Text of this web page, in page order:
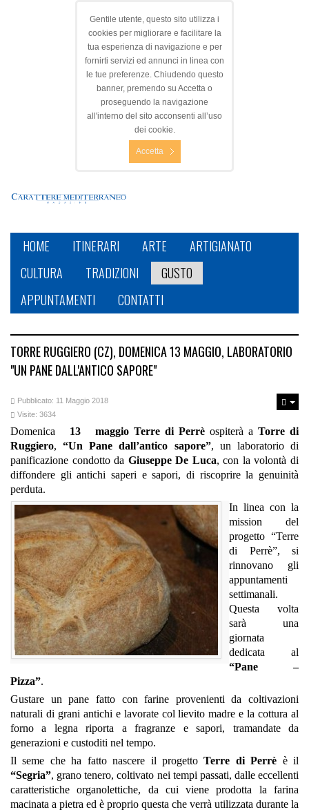
Gentile utente, questo sito utilizza i
cookies per migliorare e facilitare la
tua esperienza di navigazione e per
fornirti servizi ed annunci in linea con
le tue preferenze. Chiudendo questo
banner, premendo su Accetta o
proseguendo la navigazione
all'interno del sito acconsenti all’uso
dei cookie.
Accetta
HOME ITINERARI ARTE
ARTIGIANATO
CULTURA
TRADIZIONI
GUSTO
APPUNTAMENTI
CONTATTI
TORRE RUGGIERO (CZ), DOMENICA 13 MAGGIO, LABORATORIO
"UN PANE DALL'ANTICO SAPORE"
Pubblicato: 11 Maggio 2018
Visite: 3634
Domenica 13 maggio Terre di Perrè ospiterà a Torre di
Ruggiero, “Un Pane dall’antico sapore”, un laboratorio di
panificazione condotto da Giuseppe De Luca, con la volontà di
diffondere gli antichi saperi e sapori, di riscoprire la genuinità
perduta.
In linea con la
mission del
progetto “Terre
di Perrè”, si
rinnovano gli
appuntamenti
settimanali.
Questa volta
sarà una
giornata
dedicata al
“Pane –
Pizza”.
Gustare un pane fatto con farine provenienti da coltivazioni
naturali di grani antichi e lavorate col lievito madre e la cottura al
forno a legna riporta a fragranze e sapori, tramandate da
generazioni e custoditi nel tempo.
Il seme che ha fatto nascere il progettoTerre di Perrè è il
“Segria”, grano tenero, coltivato nei tempi passati, dalle eccellenti
caratteristiche organolettiche, da cui viene prodotta la farina
macinata a pietra ed è proprio questa che verrà utilizzata durante la